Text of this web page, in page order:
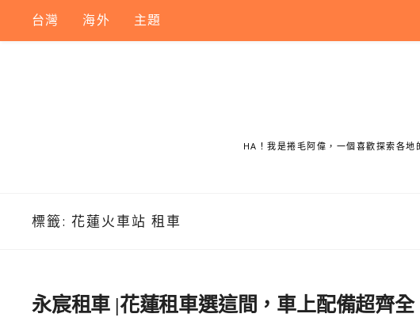
content
台灣 海外 主題
HA！我是捲毛阿偉，一個喜歡探索各
標籤: 花蓮火車站 租車
永宸租車 |花蓮租車選這間，車上配備超齊